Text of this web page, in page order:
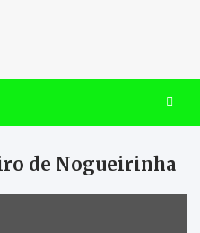
87.7, 106
de Nogueirinha